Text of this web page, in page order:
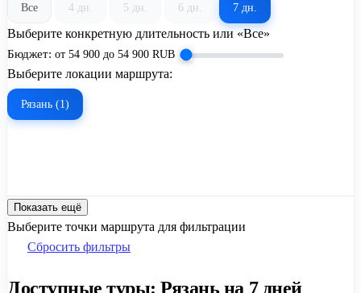
Все 4 дн. 5 дн. 6 дн. 7 дн.
Выберите конкретную длительность или «Все»
Бюджет: от 54 900 до 54 900 RUB
Выберите локации маршрута:
Рязань (1)
Показать ещё
Выберите точки маршрута для фильтрации
Сбросить фильтры
Доступные туры: Рязань на 7 дней